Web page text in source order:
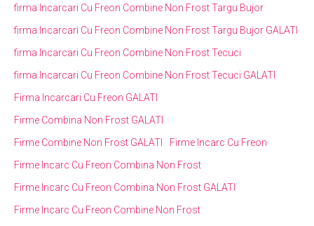
firma Incarcari Cu Freon Combine Non Frost Targu Bujor
firma Incarcari Cu Freon Combine Non Frost Targu Bujor GALATI
firma Incarcari Cu Freon Combine Non Frost Tecuci
firma Incarcari Cu Freon Combine Non Frost Tecuci GALATI
Firma Incarcari Cu Freon GALATI
Firme Combina Non Frost GALATI
Firme Combine Non Frost GALATI
Firme Incarc Cu Freon
Firme Incarc Cu Freon Combina Non Frost
Firme Incarc Cu Freon Combina Non Frost GALATI
Firme Incarc Cu Freon Combine Non Frost